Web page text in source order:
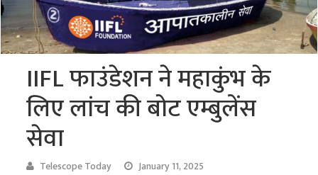
IIFL फाउंडेशन ने महाकुंभ के
लिए लांच की बोट एम्बुलेंस
सेवा
Telescope Today January 11, 2025